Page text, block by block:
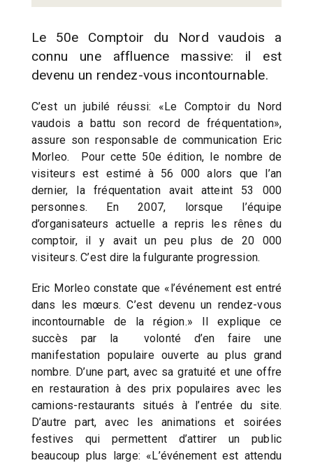
Le 50e Comptoir du Nord vaudois a
connu une affluence massive: il est
devenu un rendez-vous incontournable.
C’est un jubilé réussi: «Le Comptoir du Nord
vaudois a battu son record de fréquentation»,
assure son responsable de communication Eric
Morleo. Pour cette 50e édition, le nombre de
visiteurs est estimé à 56 000 alors que l’an
dernier, la fréquentation avait atteint 53 000
personnes. En 2007, lorsque l’équipe
d’organisateurs actuelle a repris les rênes du
comptoir, il y avait un peu plus de 20 000
visiteurs. C’est dire la fulgurante progression.
Eric Morleo constate que «l’événement est entré
dans les mœurs. C’est devenu un rendez-vous
incontournable de la région.» Il explique ce
succès par la volonté d’en faire une
manifestation populaire ouverte au plus grand
nombre. D’une part, avec sa gratuité et une offre
en restauration à des prix populaires avec les
camions-restaurants situés à l’entrée du site.
D’autre part, avec les animations et soirées
festives qui permettent d’attirer un public
beaucoup plus large: «L’événement est attendu